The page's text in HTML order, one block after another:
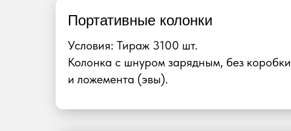
Портативные колонки
Условия: Тираж 3100 шт.
Колонка с шнуром зарядным, без коробки
и ложемента (эвы).